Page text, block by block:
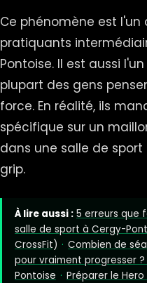
Ce phénomène est l'un
pratiquants
Pontoise. Il est aussi
plupart des gens
force. En réalité, ils
spécifique sur un
dans une salle de
grip.
À lire aussi : 5 erreurs que
salle de sport à Cergy-
CrossFit) · Combien de
pour vraiment progresser
Pontoise · Préparer le